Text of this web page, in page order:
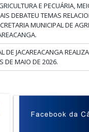
E PECUÁRIA,
DEBATEU TEMAS
MUNICIPAL DE
DE JACAREACANGA
DE MAIO DE 2026.